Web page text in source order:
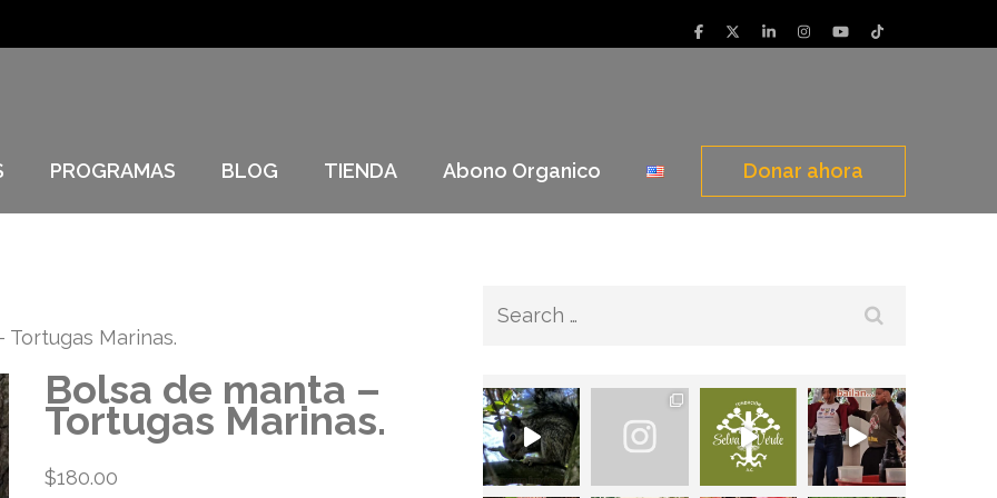
PROGRAMAS BLOG TIENDA Abono Organico Donar ahora
Marinas.
Bolsa de manta –
Tortugas Marinas.
$180.00
Search